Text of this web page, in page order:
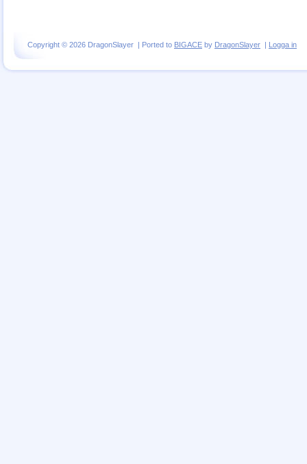
Copyright © 2026 DragonSlayer | Ported to BIGACE by DragonSlayer | Logga in